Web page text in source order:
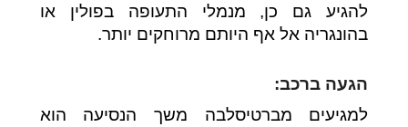
להגיע גם כן, מנמלי התעופה בפולין או
בהונגריה אל אף היותם מרוחקים יותר.
הגעה ברכב:
למגיעים מברטיסלבה משך הנסיעה הוא